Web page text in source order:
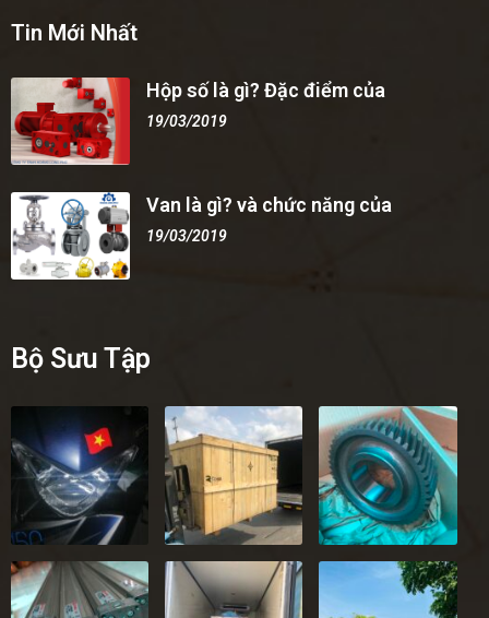
Tin Mới Nhất
Hộp số là gì? Đặc điểm của
19/03/2019
Van là gì? và chức năng của
19/03/2019
Bộ Sưu Tập